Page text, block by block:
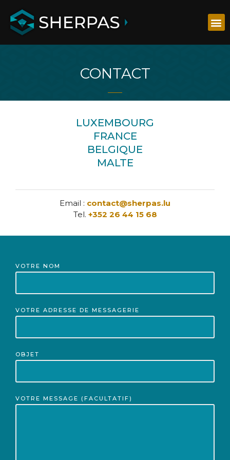
CONTACT
LUXEMBOURG
FRANCE
BELGIQUE
MALTE
Email : contact@sherpas.lu
Tel. +352 26 44 15 68
VOTRE NOM
VOTRE ADRESSE DE MESSAGERIE
OBJET
VOTRE MESSAGE (FACULTATIF)